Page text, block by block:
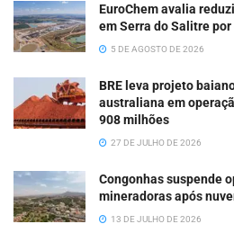
EuroChem avalia
em Serra do Salitre
5 DE AGOSTO DE 2026
BRE leva projeto
australiana em
908 milhões
27 DE JULHO DE 2026
Congonhas suspende
mineradoras após
13 DE JULHO DE 2026